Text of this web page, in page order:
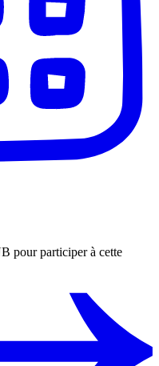
pour participer à cette